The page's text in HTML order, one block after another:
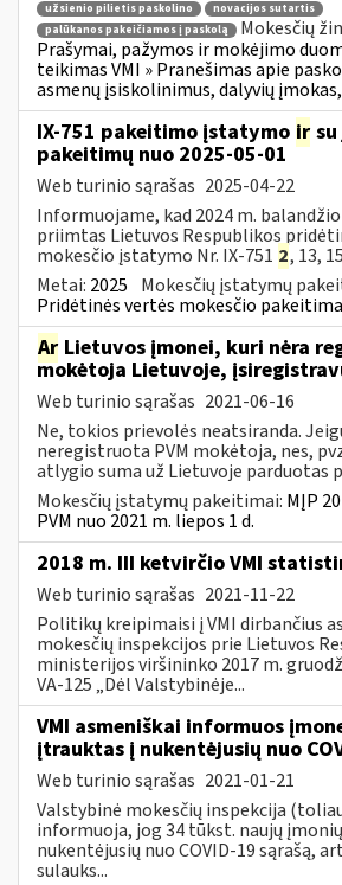
užsienio pilietis paskolino
novacijos sutartis
palūkanos pakeičiamos į paskolą
Mokesčių
Prašymai, pažymos ir mokėjimo
teikimas VMI » Pranešimas apie
asmenų įsiskolinimus, dalyvių įmokas,
IX-751 pakeitimo įstatymo ir
pakeitimų nuo 2025-05-01
Web turinio sąrašas 2025-04-22
Informuojame, kad 2024 m. balandžio
priimtas Lietuvos Respublikos
mokesčio įstatymo Nr. IX-751 2, 13,
Metai: 2025 Mokesčių įstatymų
Pridėtinės vertės mokesčio
Ar Lietuvos įmonei, kuri nėra
mokėtoja Lietuvoje,
Web turinio sąrašas 2021-06-16
Ne, tokios prievolės neatsiranda.
neregistruota PVM mokėtoja, nes,
atlygio suma už Lietuvoje parduotas
Mokesčių įstatymų pakeitimai: MĮP
PVM nuo 2021 m. liepos 1 d.
2018 m. III ketvirčio VMI
Web turinio sąrašas 2021-11-22
Politikų kreipimaisi į VMI dirbančius
mokesčių inspekcijos prie Lietuvos
ministerijos viršininko 2017 m.
VA-125 „Dėl Valstybinėje...
VMI asmeniškai informuos
įtrauktas į nukentėjusių nuo
Web turinio sąrašas 2021-01-21
Valstybinė mokesčių inspekcija
informuoja, jog 34 tūkst. naujų
nukentėjusių nuo COVID-19 sąrašą,
sulauks...